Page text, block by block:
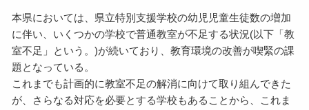
本県においては、県立特別支援学校の幼児児童生徒数の増加
に伴い、いくつかの学校で普通教室が不足する状況(以下「教
室不足」という。)が続いており、教育環境の改善が喫緊の課
題となっている。
これまでも計画的に教室不足の解消に向けて取り組んできた
が、さらなる対応を必要とする学校もあることから、これま